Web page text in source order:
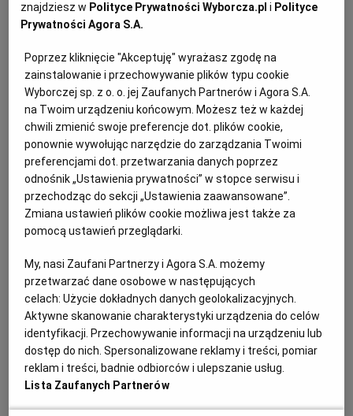
może samodzielnie otworzyć swoją likwidację albo
otworzyć uproszczone postępowanie
restrukturyzacyjne, ale już z pewnością nie
upadłość. Jedynym organem, który może ogłosić
upadłość jest Sąd Rejonowy Sąd Gospodarczy
posiadający wydział lub sekcje upadłościową, a
jest ich, jeśli się nie mylę 30 w całej Polsce.
Pamiętajmy, więc nie firma X ogłosiła upadłość a
Sąd ogłosił upadłość firmy X! Żeby „upaść", trzeba
mieć tzw., zdolność upadłościową, czyli być
podmiotem, który kwalifikuje się do
ogłoszenia upadłości, ale trzeba też posiadać
wolny od zabezpieczeń majątek, który umożliwi
pokrycie kosztów postępowania upadłościowego.
Koszty postępowania są uzależnione o kliku
elementów mon. Specyfiki posiadanego majątku,
liczby wierzycieli, kwoty przeznaczonej do
podziału a także liczby pracowników
znajdziesz w Polityce Prywatności Wyborcza.pl i Polityce
Prywatności Agora S.A.
Poprzez kliknięcie "Akceptuję" wyrażasz zgodę na
zainstalowanie i przechowywanie plików typu cookie
Wyborczej sp. z o. o. jej Zaufanych Partnerów i Agora S.A.
na Twoim urządzeniu końcowym. Możesz też w każdej
chwili zmienić swoje preferencje dot. plików cookie,
ponownie wywołując narzędzie do zarządzania Twoimi
preferencjami dot. przetwarzania danych poprzez
odnośnik „Ustawienia prywatności” w stopce serwisu i
przechodząc do sekcji „Ustawienia zaawansowane”.
Zmiana ustawień plików cookie możliwa jest także za
pomocą ustawień przeglądarki.
My, nasi Zaufani Partnerzy i Agora S.A. możemy
przetwarzać dane osobowe w następujących
celach:Użycie dokładnych danych geolokalizacyjnych.
Aktywne skanowanie charakterystyki urządzenia do celów
identyfikacji. Przechowywanie informacji na urządzeniu lub
dostęp do nich. Spersonalizowane reklamy i treści, pomiar
reklam i treści, badnie odbiorców i ulepszanie usług.
Lista Zaufanych Partnerów